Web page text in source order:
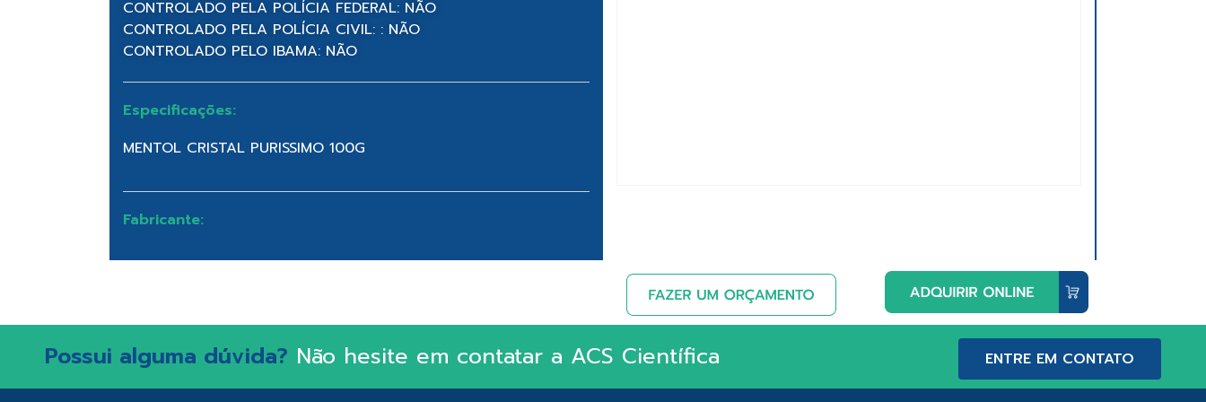
CONTROLADO PELA POLÍCIA FEDERAL: NÃO
CONTROLADO PELA POLÍCIA CIVIL: : NÃO
CONTROLADO PELO IBAMA: NÃO
Especificações:
MENTOL CRISTAL PURISSIMO 100G
Fabricante:
Possui alguma dúvida? Não hesite em contatar a ACS Científica ENTRE EM CONTATO